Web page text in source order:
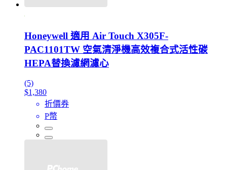
Honeywell 適用 Air Touch X305F-
PAC1101TW 空氣清淨機高效複合式活性碳
HEPA替換濾網濾心
(5)
$1,380
折價券
P幣